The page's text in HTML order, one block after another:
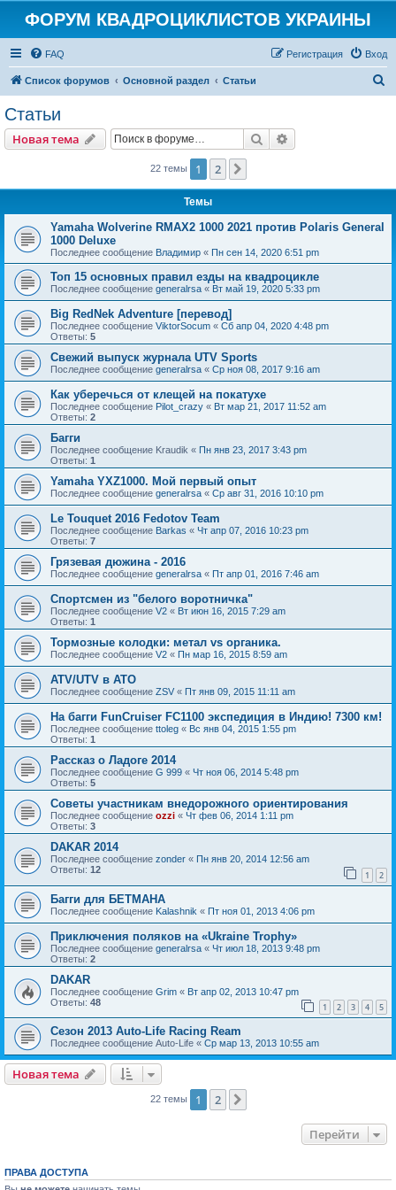
ФОРУМ КВАДРОЦИКЛИСТОВ УКРАИНЫ
FAQ Вход
Регистрация
Список форумов Основной раздел Статьи
Статьи
Новая тема Поиск
22 темы 1 2
Темы
Yamaha Wolverine RMAX2 1000 2021 против Polaris General
1000 Deluxe
Последнее сообщение Владимир « Пн сен 14, 2020 6:51 pm
Топ 15 основных правил езды на квадроцикле
Последнее сообщение generalrsa « Вт май 19, 2020 5:33 pm
Big RedNek Adventure [перевод]
Последнее сообщение ViktorSocum « Сб апр 04, 2020 4:48 pm
Ответы: 5
Свежий выпуск журнала UTV Sports
Последнее сообщение generalrsa « Ср ноя 08, 2017 9:16 am
Как уберечься от клещей на покатухе
Последнее сообщение Pilot_crazy « Вт мар 21, 2017 11:52 am
Ответы: 2
Багги
Последнее сообщение Kraudik « Пн янв 23, 2017 3:43 pm
Ответы: 1
Yamaha YXZ1000. Мой первый опыт
Последнее сообщение generalrsa « Ср авг 31, 2016 10:10 pm
Le Touquet 2016 Fedotov Team
Последнее сообщение Barkas « Чт апр 07, 2016 10:23 pm
Ответы: 7
Грязевая дюжина - 2016
Последнее сообщение generalrsa « Пт апр 01, 2016 7:46 am
Спортсмен из "белого воротничка"
Последнее сообщение V2 « Вт июн 16, 2015 7:29 am
Ответы: 1
Тормозные колодки: метал vs органика.
Последнее сообщение V2 « Пн мар 16, 2015 8:59 am
ATV/UTV в АТО
Последнее сообщение ZSV « Пт янв 09, 2015 11:11 am
На багги FunCruiser FC1100 экспедиция в Индию! 7300 км!
Последнее сообщение ttoleg « Вс янв 04, 2015 1:55 pm
Ответы: 1
Рассказ о Ладоге 2014
Последнее сообщение G 999 « Чт ноя 06, 2014 5:48 pm
Ответы: 5
Советы участникам внедорожного ориентирования
Последнее сообщение ozzi « Чт фев 06, 2014 1:11 pm
Ответы: 3
DAKAR 2014
Последнее сообщение zonder « Пн янв 20, 2014 12:56 am
Ответы: 12 1 2
Багги для БЕТМАНА
Последнее сообщение Kalashnik « Пт ноя 01, 2013 4:06 pm
Приключения поляков на «Ukraine Trophy»
Последнее сообщение generalrsa « Чт июл 18, 2013 9:48 pm
Ответы: 2
DAKAR
Последнее сообщение Grim « Вт апр 02, 2013 10:47 pm
Ответы: 48 1 2 3 4 5
Сезон 2013 Auto-Life Racing Ream
Последнее сообщение Auto-Life « Ср мар 13, 2013 10:55 am
Новая тема
22 темы 1 2
Перейти
ПРАВА ДОСТУПА